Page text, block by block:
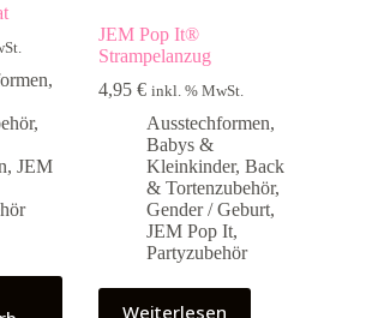
,
,
, JEM
JEM Pop It®
Strampelanzug
4,95 € inkl. % MwSt.
Ausstechformen,
Babys &
Kleinkinder, Back
& Tortenzubehör,
Gender / Geburt,
JEM Pop It,
Partyzubehör
Weiterlesen